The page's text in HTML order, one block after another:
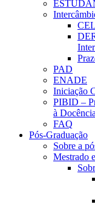
PAD
ENADE
Iniciação
PIBID –
à Docência
FAQ
Pós-Graduação
Sobre a
Mestrado